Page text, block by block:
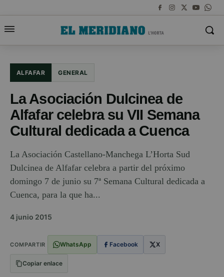
ALFAFAR GENERAL
La Asociación Dulcinea de
Alfafar celebra su VII Semana
Cultural dedicada a Cuenca
La Asociación Castellano-Manchega L’Horta Sud
Dulcinea de Alfafar celebra a partir del próximo
domingo 7 de junio su 7ª Semana Cultural dedicada a
Cuenca, para la que ha...
4 junio 2015
COMPARTIR WhatsApp Facebook X
Copiar enlace